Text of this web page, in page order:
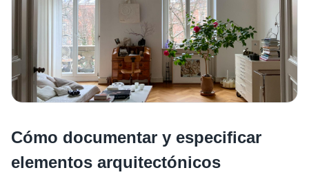
Cómo documentar y especificar
elementos arquitectónicos